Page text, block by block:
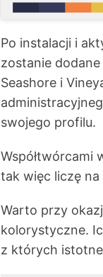
Po instalacji i
zostanie dodane
Seashore i
swojego profilu.
Współtwórcami
tak więc liczę
Warto przy
kolorystyczne.
z których